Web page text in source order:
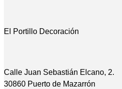
El Portillo Decoración
Calle Juan Sebastián Elcano, 2.
30860 Puerto de Mazarrón